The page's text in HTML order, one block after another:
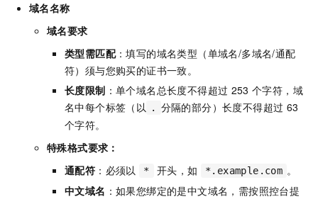
域名名称
域名要求
类型需匹配：填写的域名类型（单域名/多域名/通配
符）须与您购买的证书一致。
长度限制 ：单个域名总长度不得超过 253 个字符，域
名中每个标签（以
. 分隔的部分）长度不得超过 63
个字符。
特殊格式要求：
通配符 ：必须以 * 开头，如 *.example.com 。
中文域名 ：如果您绑定的是中文域名，需按照控台提